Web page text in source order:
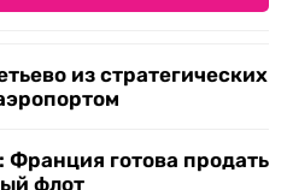
из стратегических
Франция готова продать
флот